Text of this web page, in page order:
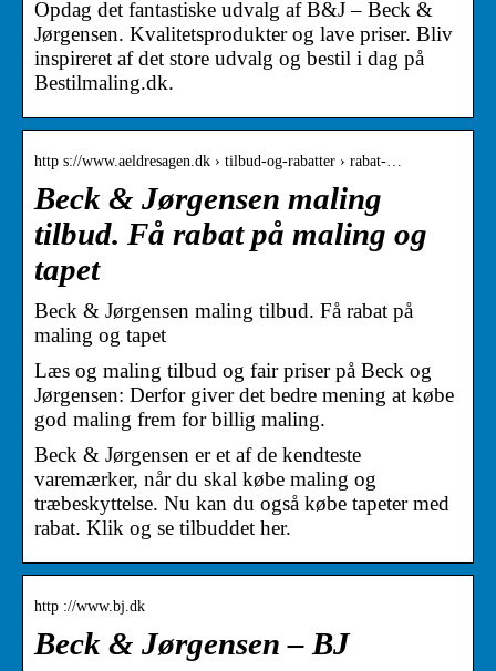
Opdag det fantastiske udvalg af B&J – Beck &
Jørgensen. Kvalitetsprodukter og lave priser. Bliv
inspireret af det store udvalg og bestil i dag på
Bestilmaling.dk.
http s://www.aeldresagen.dk › tilbud-og-rabatter › rabat-…
Beck & Jørgensen maling
tilbud. Få rabat på maling og
tapet
Beck & Jørgensen maling tilbud. Få rabat på
maling og tapet
Læs og maling tilbud og fair priser på Beck og
Jørgensen: Derfor giver det bedre mening at købe
god maling frem for billig maling.
Beck & Jørgensen er et af de kendteste
varemærker, når du skal købe maling og
træbeskyttelse. Nu kan du også købe tapeter med
rabat. Klik og se tilbuddet her.
http ://www.bj.dk
Beck & Jørgensen – BJ